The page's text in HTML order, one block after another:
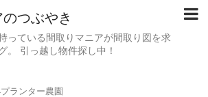
つぶやき
っている間取りマニアが間取り図を求
。 引っ越し物件探し中！
ランター農園